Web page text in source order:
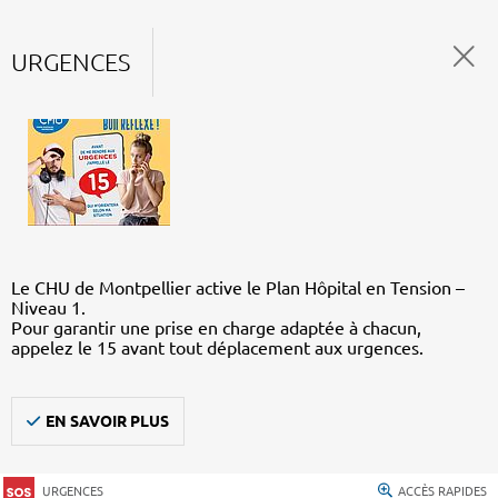
URGENCES
Le CHU de Montpellier active le Plan Hôpital en Tension –
Niveau 1.
Pour garantir une prise en charge adaptée à chacun,
appelez le 15 avant tout déplacement aux urgences.
EN SAVOIR PLUS
URGENCES ACCÈS RAPIDES